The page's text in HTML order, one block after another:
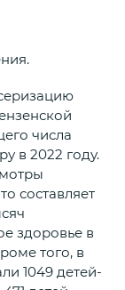
числа
в 2022 году.
составляет
здоровье в
того, в
1049 детей-